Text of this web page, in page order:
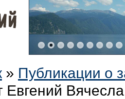
» Публикации о
Евгений